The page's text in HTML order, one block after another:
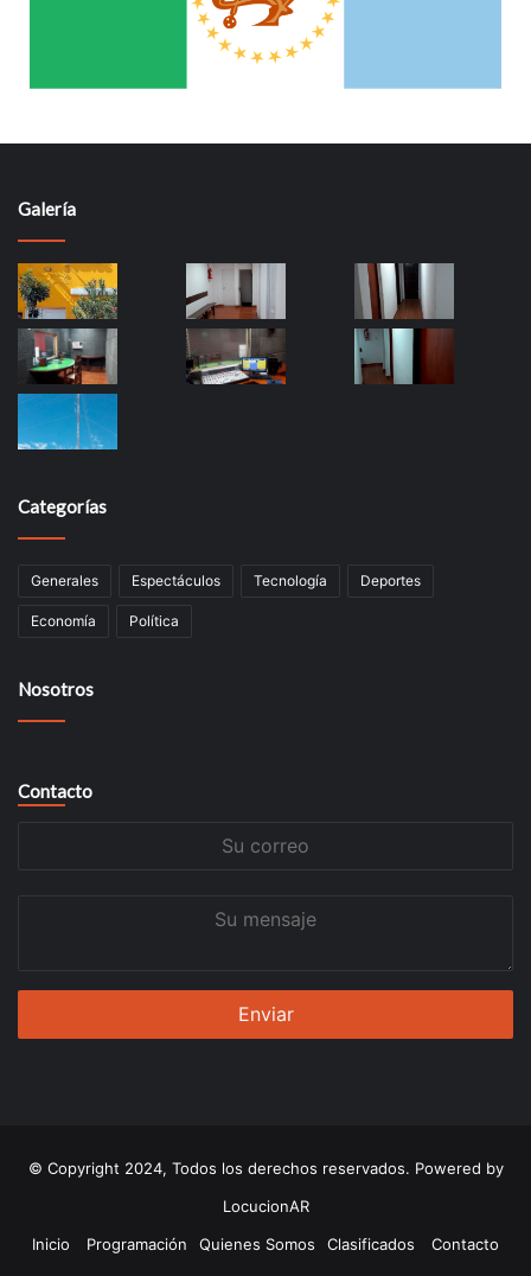
Galería
Categorías
Generales Espectáculos Tecnología Deportes
Economía Política
Nosotros
Contacto
© Copyright 2024, Todos los derechos reservados. Powered by
LocucionAR
Inicio
Programación Quienes Somos Clasificados Contacto